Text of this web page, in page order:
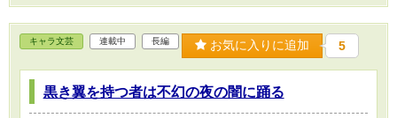
キャラ文芸 連載中 長編 お気に入りに追加 5
黒き翼を持つ者は不幻の夜の闇に踊る